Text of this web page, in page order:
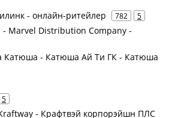
- онлайн-ритейлер 782 5
Marvel Distribution Company -
Катюша - Катюша Ай Ти ГК - Катюша
5
- Крафтвэй корпорэйшн ПЛС